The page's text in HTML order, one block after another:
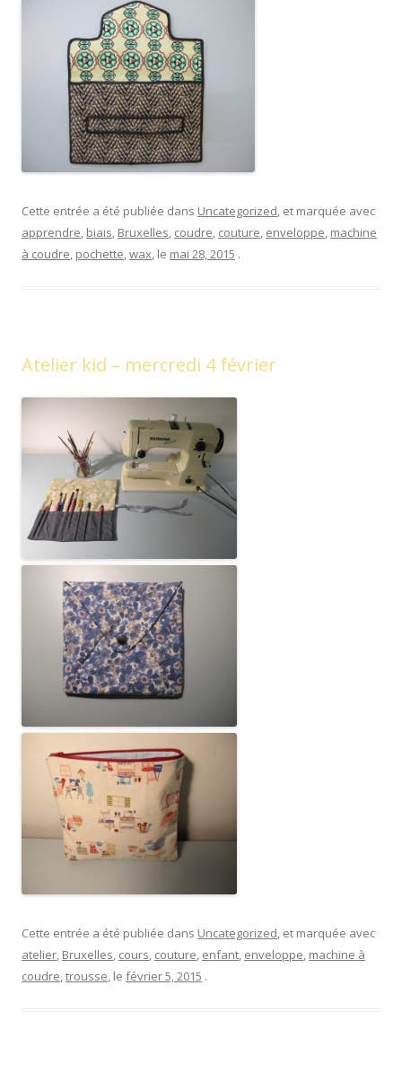
Cette entrée a été publiée dans Uncategorized, et marquée avec
apprendre, biais, Bruxelles, coudre, couture, enveloppe, machine
à coudre, pochette,wax, le mai 28, 2015 .
Atelier kid – mercredi 4 février
Cette entrée a été publiée dans Uncategorized, et marquée avec
atelier, Bruxelles, cours, couture, enfant, enveloppe, machine à
coudre,trousse, le février 5, 2015 .